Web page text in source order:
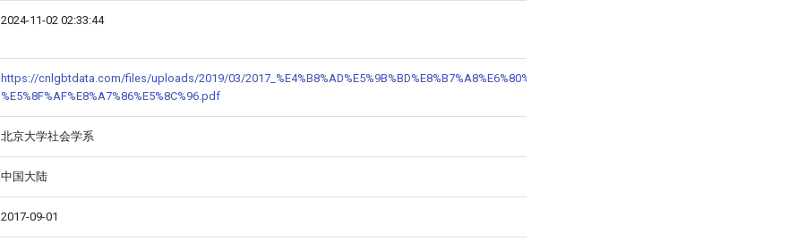
2024-11-02 02:33:44
https://cnlgbtdata.com/files/uploads/2019/03/
%E5%8F%AF%E8%A7%86%E5%8C%96.pdf
北京大学社会学系
中国大陆
2017-09-01